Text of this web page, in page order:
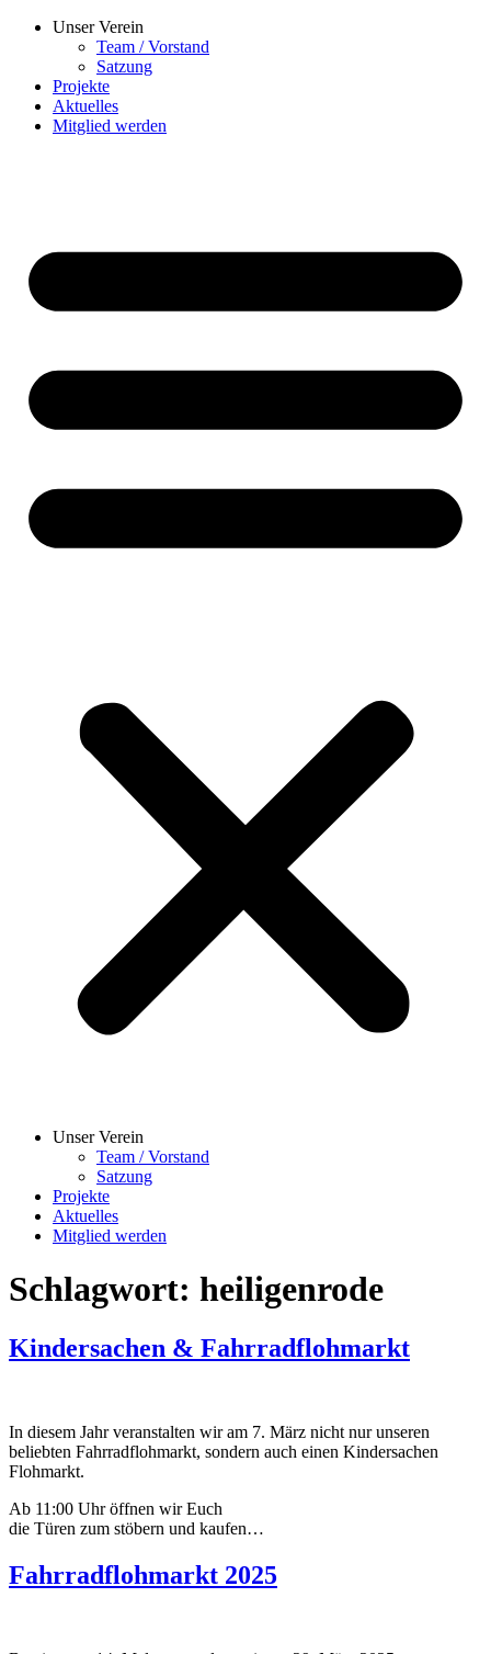
Unser Verein
Team / Vorstand
Satzung
Projekte
Aktuelles
Mitglied werden
Unser Verein
Team / Vorstand
Satzung
Projekte
Aktuelles
Mitglied werden
Schlagwort: heiligenrode
Kindersachen & Fahrradflohmarkt
In diesem Jahr veranstalten wir am 7. März nicht nur unseren
beliebten Fahrradflohmarkt, sondern auch einen Kindersachen
Flohmarkt.
Ab 11:00 Uhr öffnen wir Euch
die Türen zum stöbern und kaufen…
Fahrradflohmarkt 2025